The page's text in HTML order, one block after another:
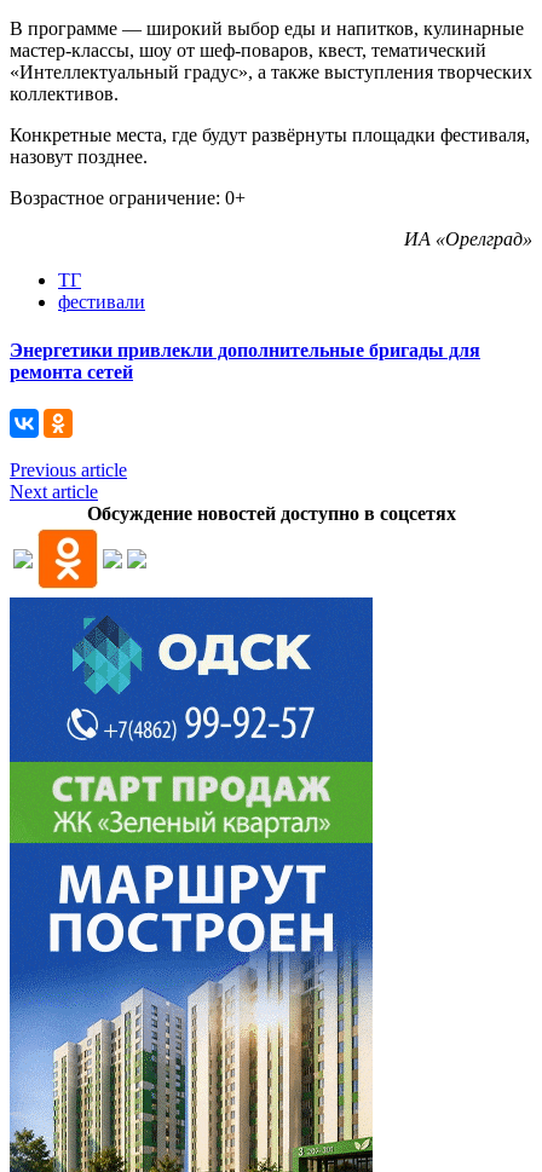
В программе — широкий выбор еды и напитков, кулинарные
мастер-классы, шоу от шеф-поваров, квест, тематический
«Интеллектуальный градус», а также выступления творческих
коллективов.
Конкретные места, где будут развёрнуты площадки фестиваля,
назовут позднее.
Возрастное ограничение: 0+
ИА «Орелград»
ТГ
фестивали
Энергетики привлекли дополнительные бригады для
ремонта сетей
Previous article
Next article
Обсуждение новостей доступно в соцсетях